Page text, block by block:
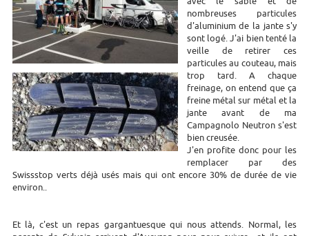
nombreuses particules
d'aluminium de la jante s'y
sont logé. J'ai bien tenté la
veille de retirer ces
particules au couteau, mais
trop tard. A chaque
freinage, on entend que ça
freine métal sur métal et la
jante avant de ma
Campagnolo Neutron s'est
bien creusée.
J'en profite donc pour les
remplacer par des
Swissstop verts déjà usés mais qui ont encore 30% de durée de vie
environ..
Et là, c'est un repas gargantuesque qui nous attends. Normal, les